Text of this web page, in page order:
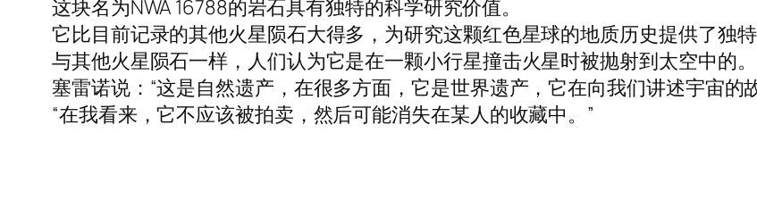
这块名为NWA 16788的岩石具有独特的科学研究价值。
它比目前记录的其他火星陨石大得多，为研究这颗红色星球的地质历史提供了独特
与其他火星陨石一样，人们认为它是在一颗小行星撞击火星时被抛射到太空中的。
塞雷诺说：“这是自然遗产，在很多方面，它是世界遗产，它在向我们讲述宇宙的
“在我看来，它不应该被拍卖，然后可能消失在某人的收藏中。”